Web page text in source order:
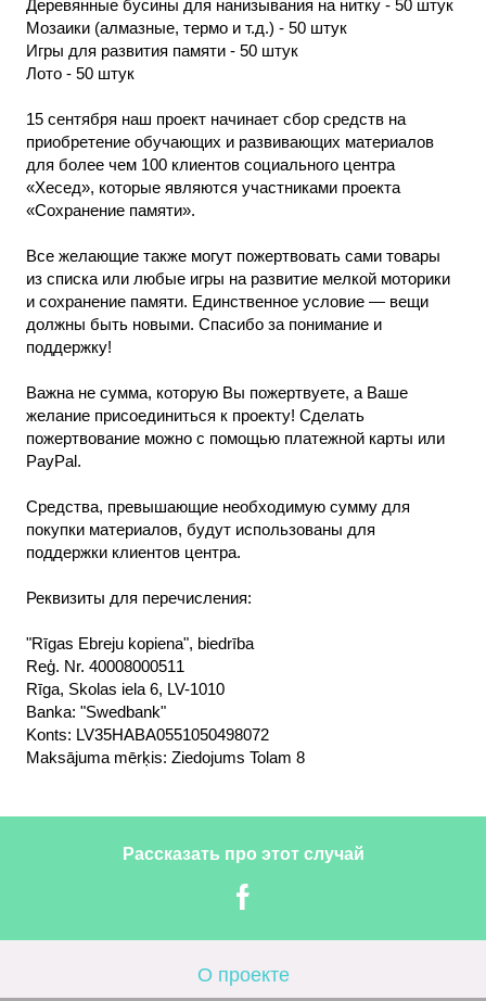
Деревянные бусины для нанизывания на нитку - 50 штук
Мозаики (алмазные, термо и т.д.) - 50 штук
Игры для развития памяти - 50 штук
Лото - 50 штук
15 сентября наш проект начинает сбор средств на
приобретение обучающих и развивающих материалов
для более чем 100 клиентов социального центра
«Хесед», которые являются участниками проекта
«Сохранение памяти».
Все желающие также могут пожертвовать сами товары
из списка или любые игры на развитие мелкой моторики
и сохранение памяти. Единственное условие — вещи
должны быть новыми. Спасибо за понимание и
поддержку!
Важна не сумма, которую Вы пожертвуете, а Ваше
желание присоединиться к проекту! Сделать
пожертвование можно с помощью платежной карты или
PayPal.
Средства, превышающие необходимую сумму для
покупки материалов, будут использованы для
поддержки клиентов центра.
Реквизиты для перечисления:
"Rīgas Ebreju kopiena", biedrība
Reģ. Nr. 40008000511
Rīga, Skolas iela 6, LV-1010
Banka: "Swedbank"
Konts: LV35HABA0551050498072
Maksājuma mērķis: Ziedojums Tolam 8
Рассказать про этот случай
О проекте